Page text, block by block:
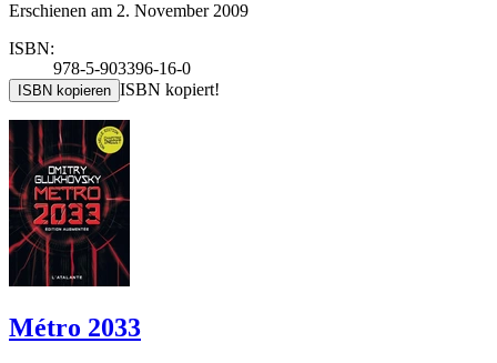
Erschienen am 2. November 2009
ISBN:
978-5-903396-16-0
ISBN kopieren ISBN kopiert!
Métro 2033